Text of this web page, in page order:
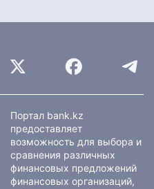
Портал bank.kz
предоставляет
возможность для выбора и
сравнения различных
финансовых предложений
финансовых организаций,